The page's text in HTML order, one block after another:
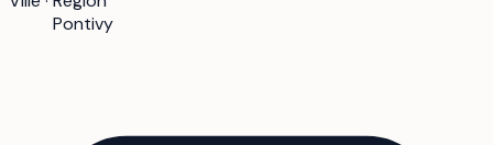
Pontivy